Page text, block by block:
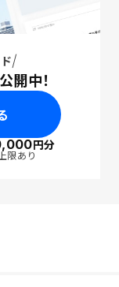
開中！
円分
限あり